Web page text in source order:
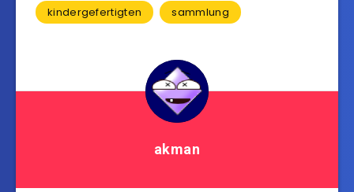
kindergefertigten
sammlung
akman